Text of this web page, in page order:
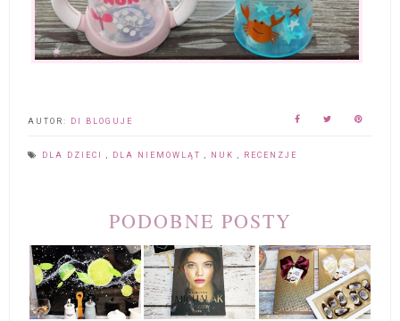
AUTOR: DI BLOGUJE
DLA DZIECI DLA NIEMOWLĄT NUK RECENZJE
PODOBNE POSTY